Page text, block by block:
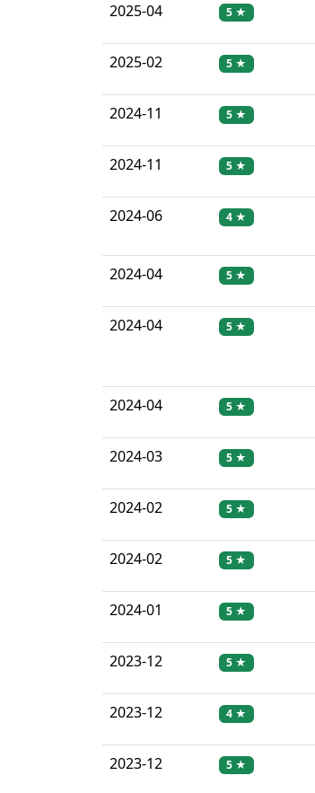
2025-04
5 ★
2025-02 5 ★
2024-11 5 ★
2024-11 5 ★
2024-06 4 ★
2024-04
5 ★
2024-04 5 ★
2024-04
5 ★
2024-03 5 ★
2024-02 5 ★
2024-02 5 ★
2024-01 5 ★
2023-12 5 ★
2023-12 4 ★
2023-12 5 ★